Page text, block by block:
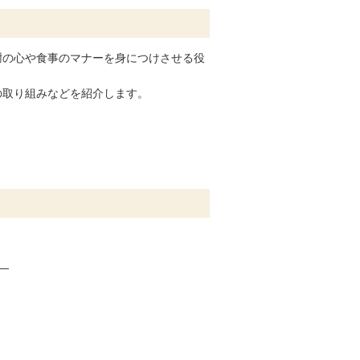
心や食事のマナーを身につけさせる役
り組みなどを紹介します。
―